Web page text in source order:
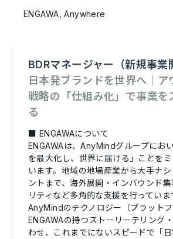
ENGAWA, Anywhere
BDRマネージャー（新規事業
日本発ブランドを世界へ｜ア
戦略の「仕組み化」で事業を
る
■ ENGAWAについて
ENGAWAは、AnyMindグループにお
を最大化し、世界に届ける」 ことを
います。地域の地場産業から大手ナ
ントまで、海外展開・インバウンド
リティなど多角的な支援を行っていま
AnyMindのテクノロジー（プラットフ
ENGAWAの持つストーリーテリング
わせ、これまでにないスピードで「